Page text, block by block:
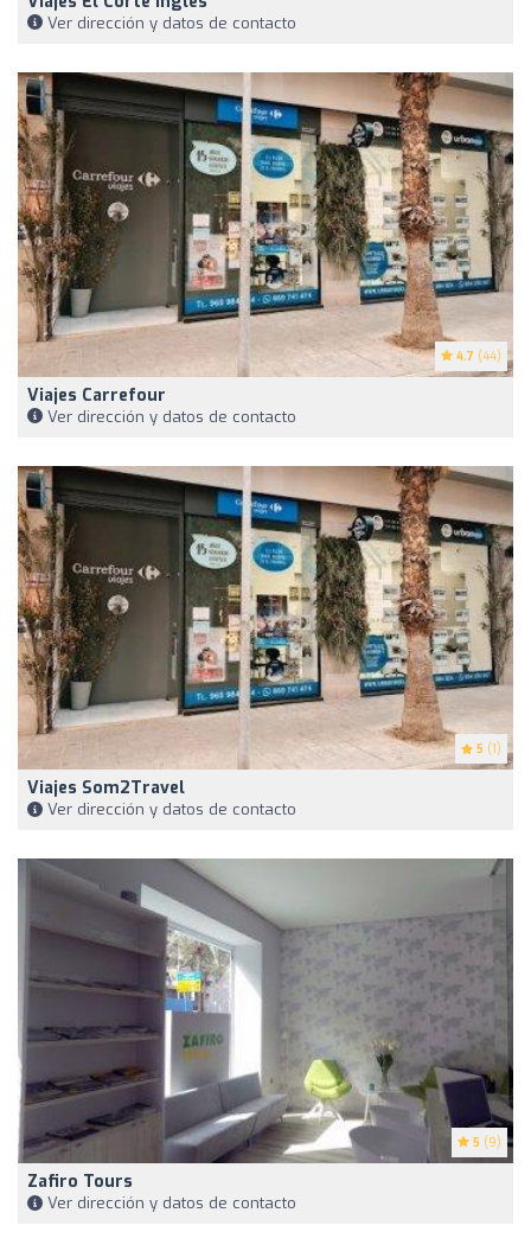
Ver dirección y datos de contacto
4.7 (44)
Viajes Carrefour
Ver dirección y datos de contacto
5 (1)
Viajes Som2Travel
Ver dirección y datos de contacto
5 (9)
Zafiro Tours
Ver dirección y datos de contacto